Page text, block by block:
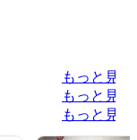
もっと見る
もっと見る
もっと見る